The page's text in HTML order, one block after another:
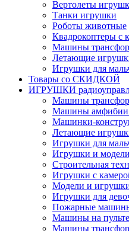
Вертолеты
Танки игрушки
Роботы животные
Квадрокоптеры с
Машины
Летающие
Игрушки для
Товары со СКИДКОЙ
ИГРУШКИ
Машины
Машины амфибии
Машинки-
Летающие
Игрушки для
Игрушки и
Строительная
Игрушки с
Модели и
Игрушки для
Пожарные
Машины на пульте
Машины